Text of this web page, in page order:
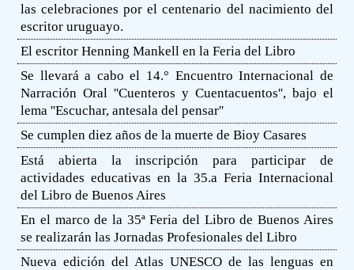
las celebraciones por el centenario del nacimiento del
escritor uruguayo.
El escritor Henning Mankell en la Feria del Libro
Se llevará a cabo el 14.° Encuentro Internacional de
Narración Oral ''Cuenteros y Cuentacuentos'', bajo el
lema ''Escuchar, antesala del pensar''
Se cumplen diez años de la muerte de Bioy Casares
Está abierta la inscripción para participar de
actividades educativas en la 35.a Feria Internacional
del Libro de Buenos Aires
En el marco de la 35ª Feria del Libro de Buenos Aires
se realizarán las Jornadas Profesionales del Libro
Nueva edición del Atlas UNESCO de las lenguas en